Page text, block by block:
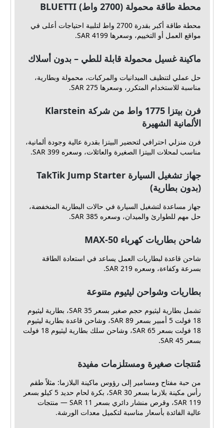
محطة طاقة محمولة (2700 واط) BLUETTI
محطة طاقة أكبر بقدرة 2700 واط لتلبية احتياجات أعلى في
مواقع العمل أو التخييم، وسعرها 4199 SAR.
ماكينة غسيل محمولة قابلة للطي – بدون أسلاك
حل عملي لتنظيف الميدانيات والمركبات، محمولة وبطارية،
مناسبة للاستخدام المتكرر، وسعرها 275 SAR.
فرن بيتزا 1775 واط من شركة Klarstein
الألمانية الشهيرة
فرن منزلي احترافي لتحضير البيتزا بقدرة عالية وجودة ألمانية،
مناسب لمحلات البيتزا الصغيرة والعائلات، وسعره 399 SAR.
جهاز تشغيل السيارة TakTik Jump Starter
(بدون بطارية)
جهاز مساعدة لتشغيل السيارة في حالات البطارية المنخفضة،
حل مهم للطوارئ والميدان، وسعره 385 SAR.
شاحن بطاريات كهرباء MAX-50
شاحن قاعدة لبطاريات العمل يساعد في استعادة الطاقة
بسرعة وكفاءة، وسعره 219 SAR.
بطاريات وشواحن ليثيوم متنوعة
تشمل بطارية ليثيوم حجم صغير بسعر 35 SAR، بطارية ليثيوم
18 فولت 5 أمبير بسعر 89 SAR، وشاحن قاعدة بطارية ليثيوم
18 فولت بسعر 65 SAR، وشاحن سلك بطارية ليثيوم 18 فولت
بسعر 45 SAR.
مُنتجات صغيرة ومستلزمات مفيدة
من حبة مفتاح ومسامير إلى رؤوس ماكينة البلازما: مثلاً طقم
رأس مكينة بلازما بسعر 30 SAR، بكرة لحام حديد 5 كيلو بسعر
119 SAR، وقرص منشار دائري بسعر 11 SAR — منتجات
عالية الفائدة بأسعار مناسبة لتكميل معدات الورشة.